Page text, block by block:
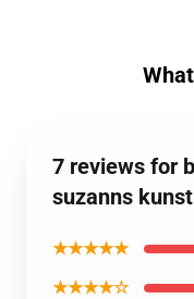
7 reviews for
suzanns
★★★★★
★★★★☆